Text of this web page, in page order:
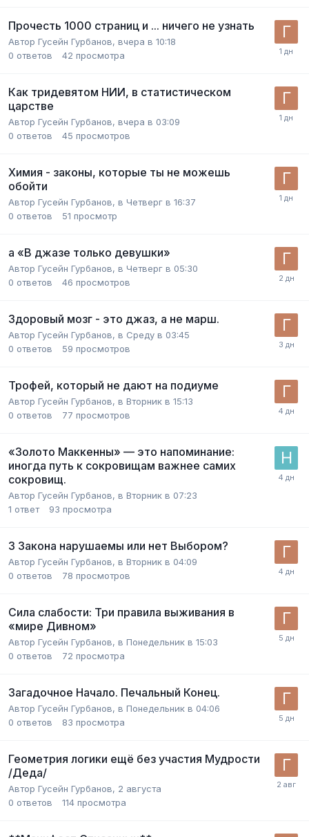
Прочесть 1000 страниц и ... ничего не узнать
Автор Гусейн Гурбанов, вчера в 10:18
0 ответов 42 просмотра
Как тридевятом НИИ, в статистическом
царстве
Автор Гусейн Гурбанов, вчера в 03:09
0 ответов 45 просмотров
Химия - законы, которые ты не можешь
обойти
Автор Гусейн Гурбанов, в Четверг в 16:37
0 ответов 51 просмотр
а «В джазе только девушки»
Автор Гусейн Гурбанов, в Четверг в 05:30
0 ответов 46 просмотров
Здоровый мозг - это джаз, а не марш.
Автор Гусейн Гурбанов, в Среду в 03:45
0 ответов 59 просмотров
Трофей, который не дают на подиуме
Автор Гусейн Гурбанов, в Вторник в 15:13
0 ответов 77 просмотров
«Золото Маккенны» — это напоминание:
иногда путь к сокровищам важнее самих
сокровищ.
Автор Гусейн Гурбанов, в Вторник в 07:23
1 ответ 93 просмотра
3 Закона нарушаемы или нет Выбором?
Автор Гусейн Гурбанов, в Вторник в 04:09
0 ответов 78 просмотров
Сила слабости: Три правила выживания в
«мире Дивном»
Автор Гусейн Гурбанов, в Понедельник в 15:03
0 ответов 72 просмотра
Загадочное Начало. Печальный Конец.
Автор Гусейн Гурбанов, в Понедельник в 04:06
0 ответов 83 просмотра
Геометрия логики ещё без участия Мудрости
/Деда/
Автор Гусейн Гурбанов, 2 августа
0 ответов 114 просмотра